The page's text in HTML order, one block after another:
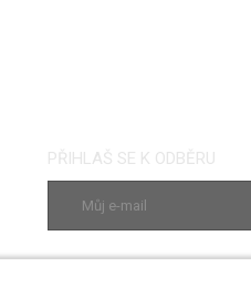
PŘIHLAŠ SE K ODBĚRU